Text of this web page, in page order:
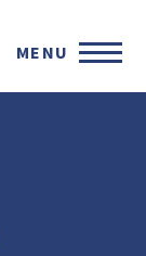
MENU